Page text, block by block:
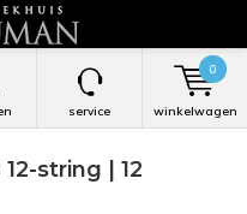
service winkelwagen
0
string | 12